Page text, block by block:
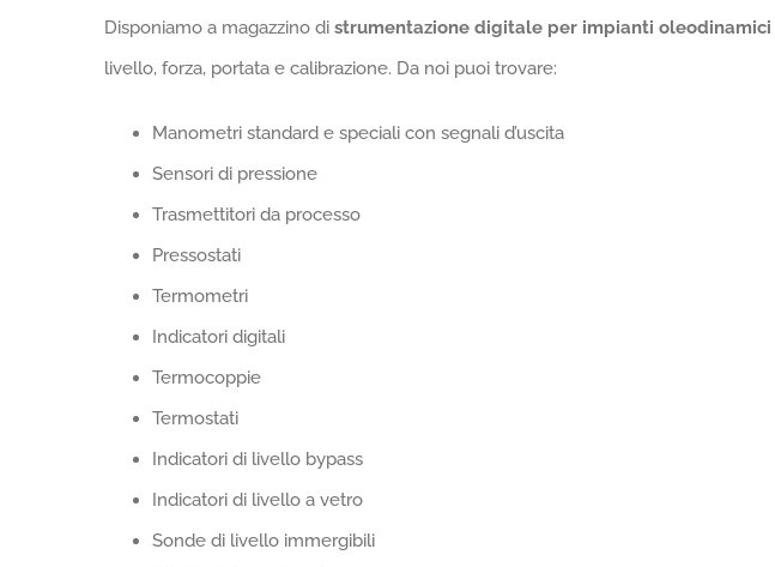
Disponiamo a magazzino di strumentazione digitale per impianti oleodinamici
livello, forza, portata e calibrazione. Da noi puoi trovare:
Manometri standard e speciali con segnali d’uscita
Sensori di pressione
Trasmettitori da processo
Pressostati
Termometri
Indicatori digitali
Termocoppie
Termostati
Indicatori di livello bypass
Indicatori di livello a vetro
Sonde di livello immergibili